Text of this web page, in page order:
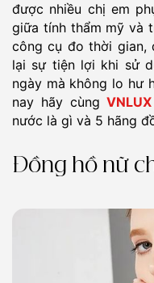
được nhiều chị em
giữa tính thẩm mỹ và
công cụ đo thời gian,
lại sự tiện lợi khi sử
ngày mà không lo hư
nay hãy cùngVNLUX
nước là gì và 5 hãng
Đồng hồ nữ